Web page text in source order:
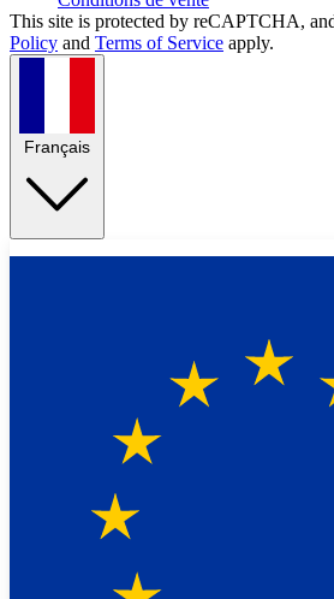
This site is protected by reCAPTCHA,
Policy and Terms of Service apply.
Français